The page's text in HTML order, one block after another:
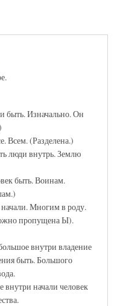
быть. Изначально. Он
Всем. (Разделена.)
люди внутрь. Землю
быть. Воинам.
Многим в роду.
пропущена Ы).
внутри владение
быть. Большого
начали человек